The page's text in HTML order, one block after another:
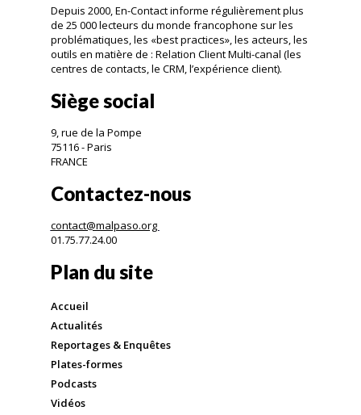
Depuis 2000, En-Contact informe régulièrement plus
de 25 000 lecteurs du monde francophone sur les
problématiques, les «best practices», les acteurs, les
outils en matière de : Relation Client Multi-canal (les
centres de contacts, le CRM, l’expérience client).
Siège social
9, rue de la Pompe
75116 - Paris
FRANCE
Contactez-nous
contact@malpaso.org
01.75.77.24.00
Plan du site
Accueil
Actualités
Reportages & Enquêtes
Plates-formes
Podcasts
Vidéos